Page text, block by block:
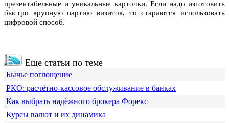
презентабельные и уникальные карточки. Если надо изготовить
быстро крупную партию визиток, то стараются использовать
цифровой способ.
Еще статьи по теме
Бычье поглощение
РКО: расчётно-кассовое обслуживание в банках
Как выбрать надёжного брокера Форекс
Курсы валют и их динамика